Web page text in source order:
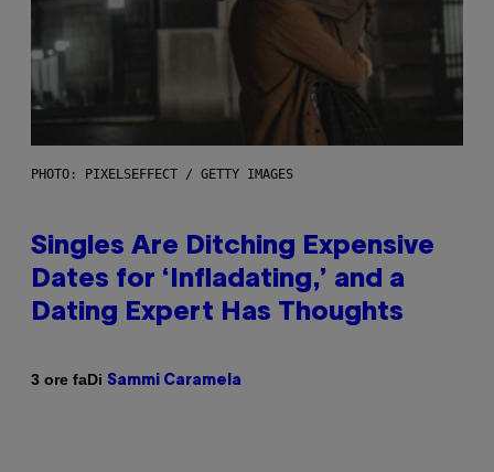
PHOTO: PIXELSEFFECT / GETTY IMAGES
Singles Are Ditching Expensive
Dates for ‘Infladating,’ and a
Dating Expert Has Thoughts
3 ore faDi Sammi Caramela